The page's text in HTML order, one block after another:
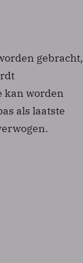
gebracht,
kan worden
als laatste